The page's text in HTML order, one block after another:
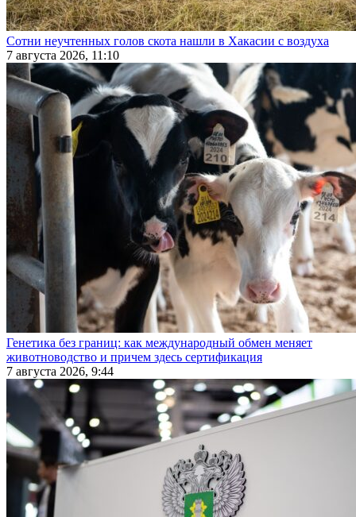
Сотни неучтенных голов скота нашли в Хакасии с воздуха
7 августа 2026, 11:10
Генетика без границ: как международный обмен меняет
животноводство и причем здесь сертификация
7 августа 2026, 9:44